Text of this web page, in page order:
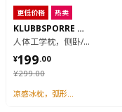
更低价格 热卖
KLUBBSPORRE 克鲁布斯珀勒
人体工学枕，侧卧/仰卧, 41x70 厘米
¥299.00
¥ 299.00
¥199.00
¥ 199.00